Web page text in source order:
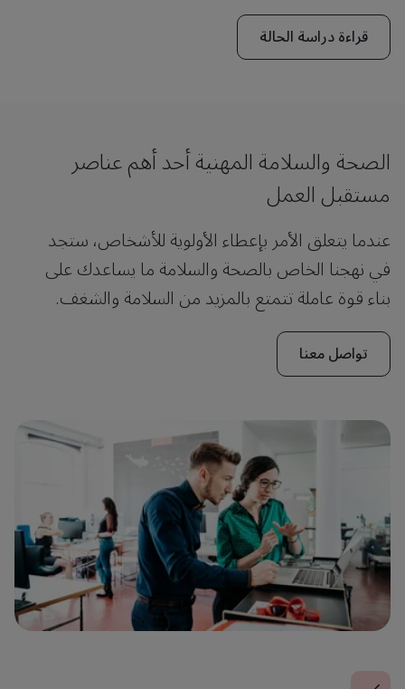
قراءة دراسة الحالة
الصحة والسلامة المهنية أحد أهم عناصر
مستقبل العمل
عندما يتعلق الأمر بإعطاء الأولوية للأشخاص، ستجد
في نهجنا الخاص بالصحة والسلامة ما يساعدك على
بناء قوة عاملة تتمتع بالمزيد من السلامة والشغف.
تواصل معنا